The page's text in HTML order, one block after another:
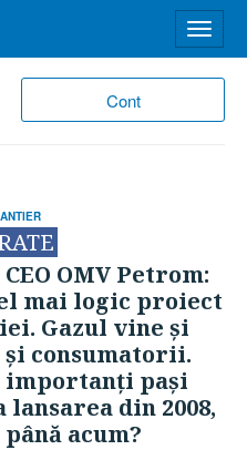
Cont
meniu
OMV Petrom:
mai logic proiect
Gazul vine şi
consumatorii.
importanţi paşi
din 2008,
acum?